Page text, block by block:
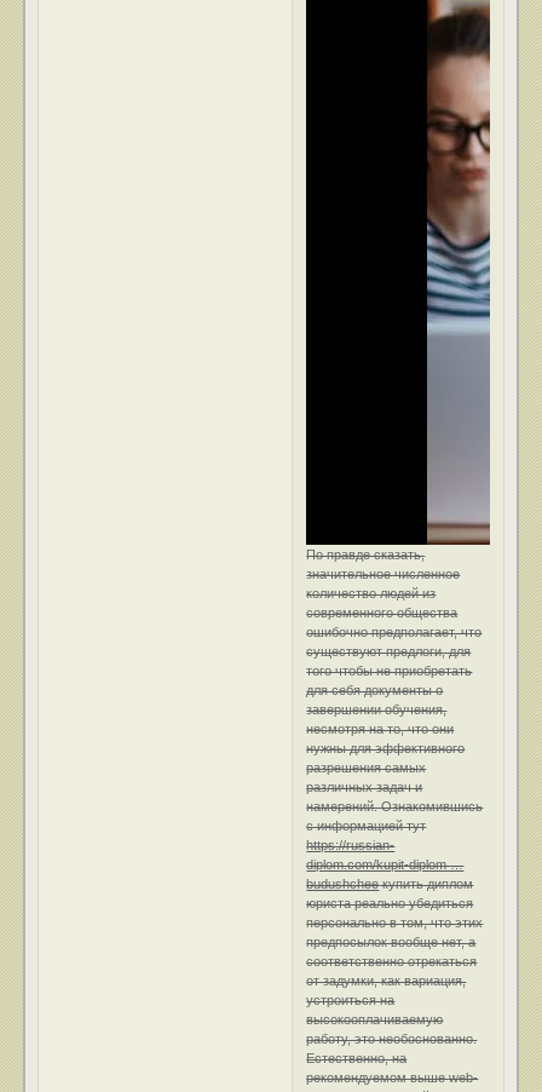
По правде сказать,
значительное численное
количество людей из
современного общества
ошибочно предполагает, что
существуют предлоги, для
того чтобы не приобретать
для себя документы о
завершении обучения,
несмотря на то, что они
нужны для эффективного
разрешения самых
различных задач и
намерений. Ознакомившись
с информацией тут
https://russian-
diplom.com/kupit-diplom …
budushcheeкупить диплом
юриста реально убедиться
персонально в том, что этих
предпосылок вообще нет, а
соответственно отрекаться
от задумки, как вариация,
устроиться на
высокооплачиваемую
работу, это необоснованно.
Естественно, на
рекомендуемом выше web-